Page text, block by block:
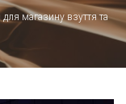
для магазину взуття та